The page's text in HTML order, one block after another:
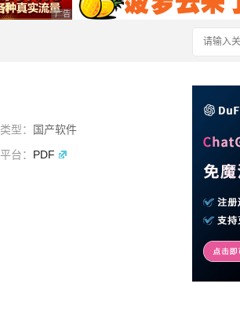
广告 商业广告，理性选择
型：
国产软件
台： PDF